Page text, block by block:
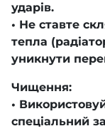
ударів.
• Не ставте
тепла
уникнути
Чищення:
•
спеціальний